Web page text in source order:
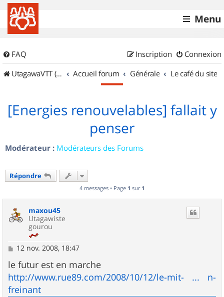
Menu
FAQ Connexion
Inscription
UtagawaVTT (Randos VTT et VTTAE avec traces GPS)
Accueil forum Générale Le café du site
[Energies renouvelables] fallait y
penser
Modérateur : Modérateurs des Forums
Répondre
4 messages • Page 1 sur 1
maxou45
Utagawiste
gourou
M
s
s
a
g
12 nov. 2008, 18:47
le futur est en marche
http://www.rue89.com/2008/10/12/le-mit- ... n-
freinant